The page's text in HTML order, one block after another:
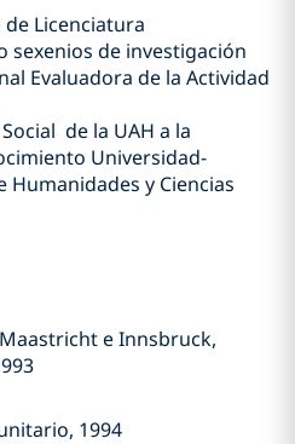
Licenciatura
sexenios de investigación
Evaluadora de la Actividad
de la UAH a la
Universidad-
Humanidades y Ciencias
e Innsbruck,
1994